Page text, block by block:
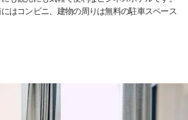
はコンビニ、建物の周りは無料の駐車スペース